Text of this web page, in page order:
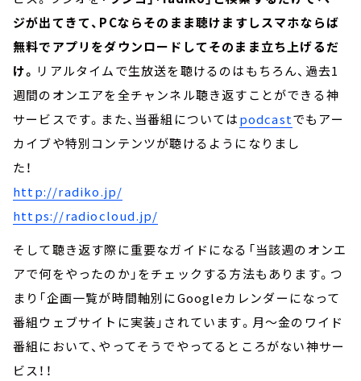
ジが出てきて、PCならそのまま聴けますしスマホならば
無料でアプリをダウンロードしてそのまま立ち上げるだ
け。 リアルタイムで生放送を聴けるのはもちろん、過去1
週間のオンエアを全チャンネル聴き返すことができる神
サービスです。また、当番組についてはpodcastでもアー
カイブや特別コンテンツが聴けるようになりまし
た！
http://radiko.jp/
https://radiocloud.jp/
そして聴き返す際に重要なガイドになる「当該週のオンエ
アで何をやったのか」をチェックする方法もあります。つ
まり「企画一覧が時間軸別にGoogleカレンダーになって
番組ウェブサイトに実装」されています。月～金のワイド
番組において、やってそうでやってるところがない神サー
ビス！！